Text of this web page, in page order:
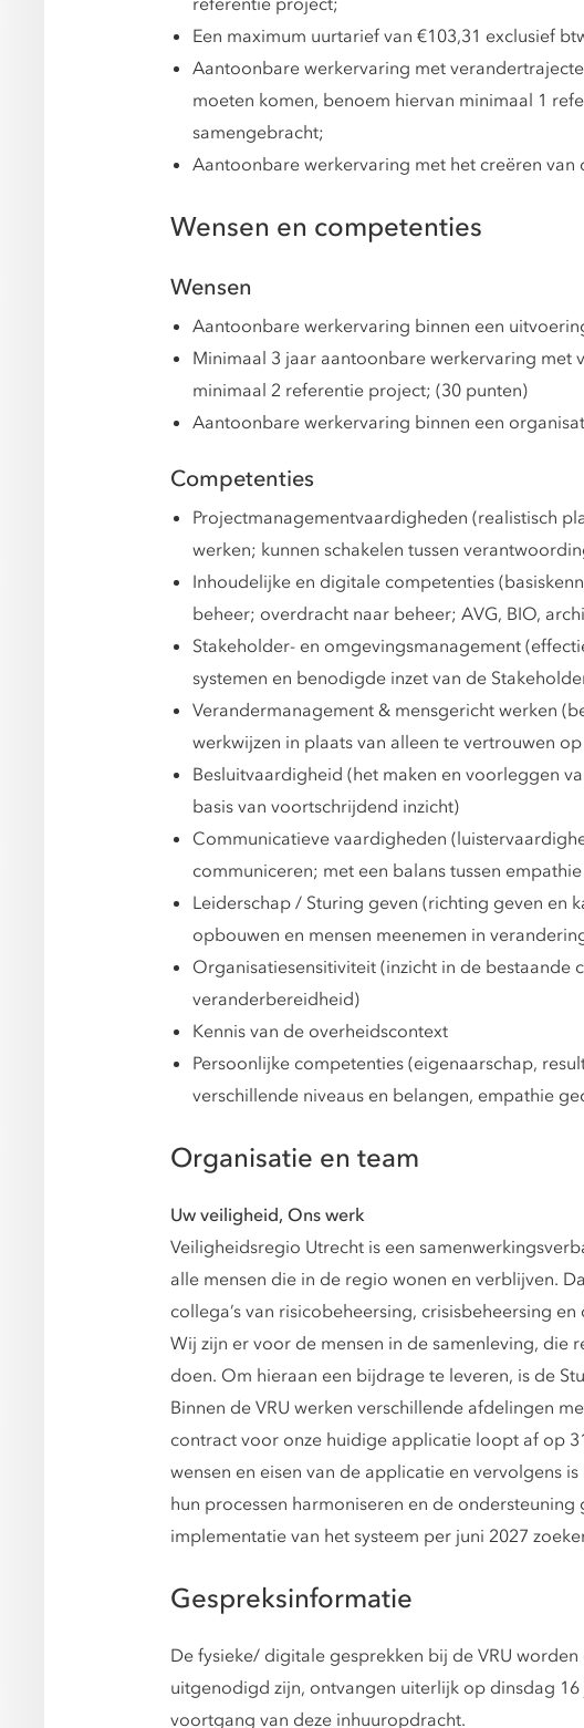
Een maximum uurtarief van €103,31 exclusief
Aantoonbare werkervaring met
moeten komen, benoem hiervan minimaal 1
samengebracht;
Aantoonbare werkervaring met het creëren
Wensen en competenties
Wensen
Aantoonbare werkervaring binnen een
Minimaal 3 jaar aantoonbare werkervaring met
minimaal 2 referentie project; (30 punten)
Aantoonbare werkervaring binnen een
Competenties
Projectmanagementvaardigheden (realistisch
werken; kunnen schakelen tussen
Inhoudelijke en digitale competenties
beheer; overdracht naar beheer; AVG, BIO,
Stakeholder- en omgevingsmanagement
systemen en benodigde inzet van de
Verandermanagement & mensgericht werken
werkwijzen in plaats van alleen te vertrouwen
Besluitvaardigheid (het maken en voorleggen
basis van voortschrijdend inzicht)
Communicatieve vaardigheden
communiceren; met een balans tussen
Leiderschap / Sturing geven (richting geven en
opbouwen en mensen meenemen in
Organisatiesensitiviteit (inzicht in de
veranderbereidheid)
Kennis van de overheidscontext
Persoonlijke competenties (eigenaarschap,
verschillende niveaus en belangen, empathie
Organisatie en team
Uw veiligheid, Ons werk
Veiligheidsregio Utrecht is een
alle mensen die in de regio wonen en verblijven.
collega’s van risicobeheersing, crisisbeheersing
Wij zijn er voor de mensen in de samenleving, die
doen. Om hieraan een bijdrage te leveren, is de
Binnen de VRU werken verschillende afdelingen
contract voor onze huidige applicatie loopt af op
wensen en eisen van de applicatie en vervolgens
hun processen harmoniseren en de
implementatie van het systeem per juni 2027
Gespreksinformatie
De fysieke/ digitale gesprekken bij de VRU
uitgenodigd zijn, ontvangen uiterlijk op dinsdag
voortgang van deze inhuuropdracht.